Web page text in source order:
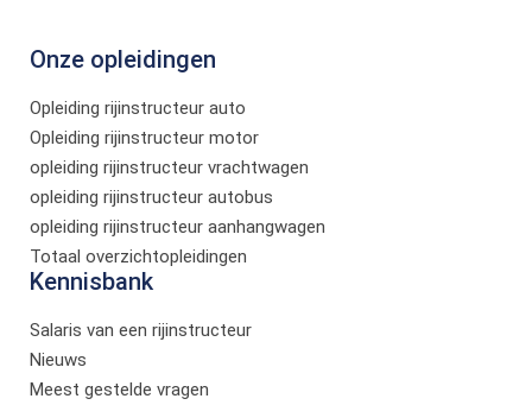
Onze opleidingen
Opleiding rijinstructeur auto
Opleiding rijinstructeur motor
opleiding rijinstructeur vrachtwagen
opleiding rijinstructeur autobus
opleiding rijinstructeur aanhangwagen
Totaal overzichtopleidingen
Kennisbank
Salaris van een rijinstructeur
Nieuws
Meest gestelde vragen